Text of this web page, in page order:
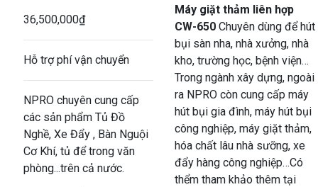
36,500,000₫
Hỗ trợ phí vận chuyển
NPRO chuyên cung cấp
các sản phẩm Tủ Đồ
Nghề, Xe Đẩy , Bàn Nguội
Cơ Khí, tủ để trong văn
phòng...trên cả nước.
Máy giặt thảm liên hợp
CW-650 Chuyên dùng để hút
bụi sàn nha, nhà xưởng, nhà
kho, trường học, bệnh viện…
Trong ngành xây dựng, ngoài
ra NPRO còn cung cấp máy
hút bụi gia đình, máy hút bụi
công nghiệp, máy giặt thảm,
hóa chất lâu nhà sưỡng, xe
đẩy hàng công nghiệp…Có
thểm tham khảo thêm tại